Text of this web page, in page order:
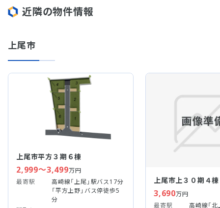
近隣の物件情報
上尾市
上尾市平方３期６棟
2,999～3,499万円
最寄駅
高崎線「上尾」駅バス17分
「平方上野」バス停徒歩5
分
上尾市上３０期４棟
3,690万円
最寄駅
高崎線「